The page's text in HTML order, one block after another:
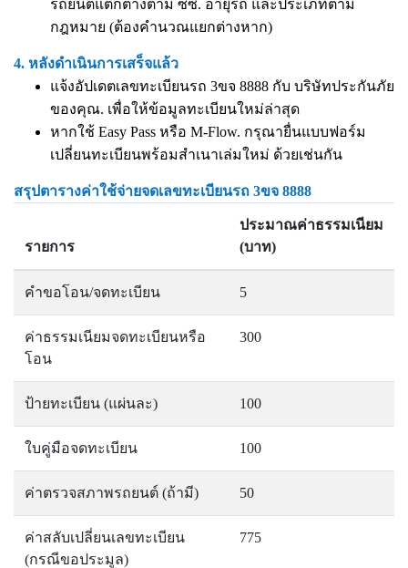
รถยนต์แตกต่างตาม ซีซี. อายุรถ และประเภทตาม
กฎหมาย (ต้องคำนวณแยกต่างหาก)
4. หลังดำเนินการเสร็จแล้ว
แจ้งอัปเดตเลขทะเบียนรถ 3ขจ 8888 กับ บริษัทประกันภัย
ของคุณ. เพื่อให้ข้อมูลทะเบียนใหม่ล่าสุด
หากใช้ Easy Pass หรือ M-Flow. กรุณายื่นแบบฟอร์ม
เปลี่ยนทะเบียนพร้อมสำเนาเล่มใหม่ ด้วยเช่นกัน
สรุปตารางค่าใช้จ่ายจดเลขทะเบียนรถ 3ขจ 8888
รายการ
ประมาณค่าธรรมเนียม
(บาท)
คำขอโอน/จดทะเบียน 5
ค่าธรรมเนียมจดทะเบียนหรือ
โอน
300
ป้ายทะเบียน (แผ่นละ) 100
ใบคู่มือจดทะเบียน 100
ค่าตรวจสภาพรถยนต์ (ถ้ามี) 50
ค่าสลับเปลี่ยนเลขทะเบียน
(กรณีขอประมูล)
775